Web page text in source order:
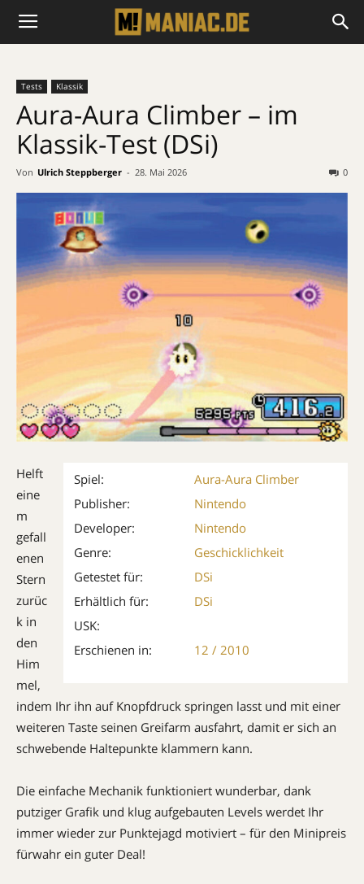
Tests Klassik
Aura-Aura Climber – im
Klassik-Test (DSi)
Von Ulrich Steppberger - 28. Mai 2026 0
Spiel:
Aura-Aura Climber
Publisher:
Nintendo
Developer:
Nintendo
Genre:
Geschicklichkeit
Getestet für:
DSi
Erhältlich für:
DSi
USK:
Erschienen in:
12 / 2010
Helft
eine
m
gefall
enen
Stern
zurüc
k in
den
Him
mel,
indem Ihr ihn auf Knopfdruck springen lasst und mit einer
weiteren Taste seinen Greifarm ausfahrt, damit er sich an
schwebende Haltepunkte klammern kann.
Die einfache Mechanik funktioniert wunderbar, dank
putziger Grafik und klug aufgebauten Levels werdet Ihr
immer wieder zur Punktejagd motiviert – für den Minipreis
fürwahr ein guter Deal!